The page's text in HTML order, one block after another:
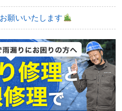
願いいたします